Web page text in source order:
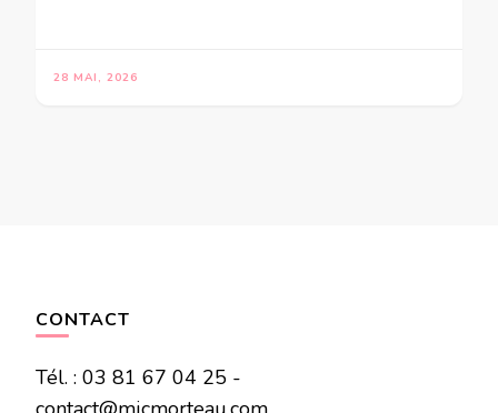
28 MAI, 2026
CONTACT
Tél. : 03 81 67 04 25 -